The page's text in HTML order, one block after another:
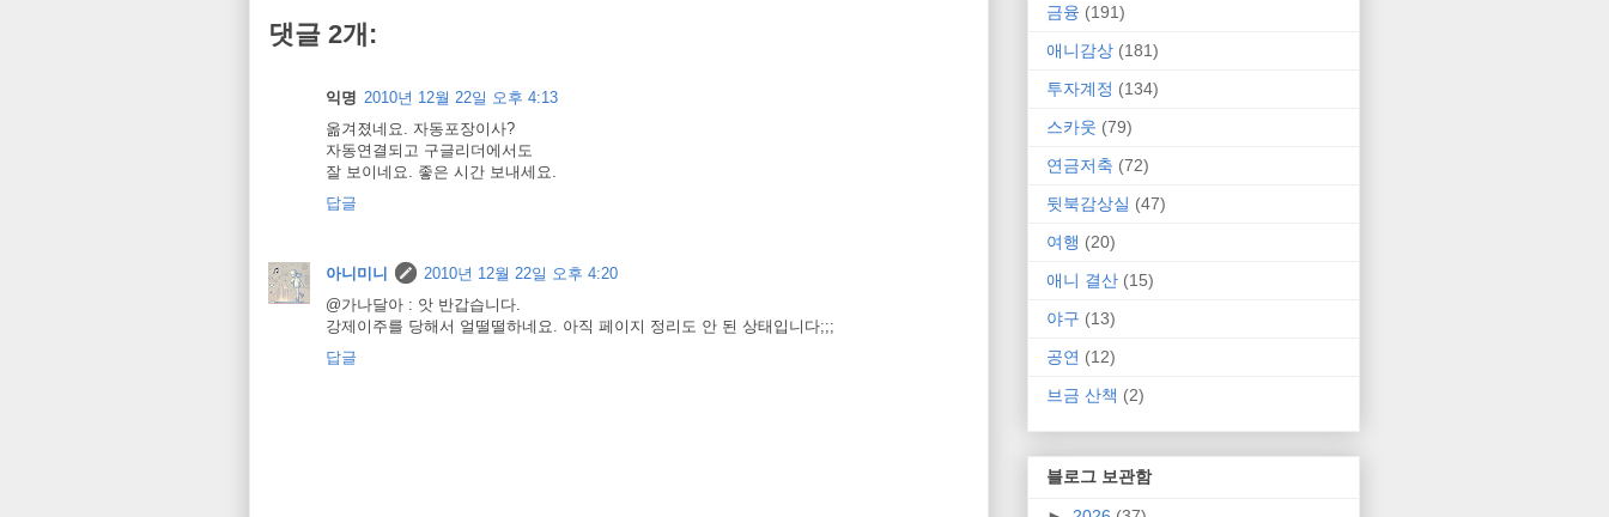
댓글 2개:
익명 2010년 12월 22일 오후 4:13
옮겨졌네요. 자동포장이사?
자동연결되고 구글리더에서도
잘 보이네요. 좋은 시간 보내세요.
답글
아니미니
2010년 12월 22일 오후 4:20
@가나달아 : 앗 반갑습니다.
강제이주를 당해서 얼떨떨하네요. 아직 페이지 정리도 안 된 상태입니다;;;
답글
금융 (191)
애니감상 (181)
투자계정 (134)
스카웃 (79)
연금저축 (72)
뒷북감상실 (47)
여행 (20)
애니 결산 (15)
야구 (13)
공연 (12)
브금 산책 (2)
블로그 보관함